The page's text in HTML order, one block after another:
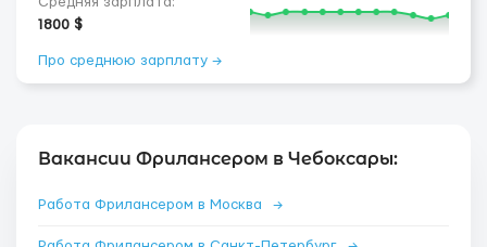
1800 $
Про среднюю зарплату →
Вакансии Фрилансером в Чебоксары:
Работа Фрилансером в Москва →